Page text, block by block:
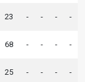
23 - - - -
68 - - - -
25 - - - -